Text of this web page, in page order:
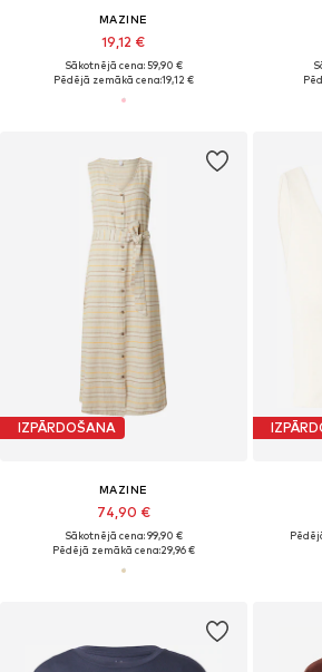
MAZINE
19,12 €
Sākotnējā cena: 59,90 €
Pēdējā zemākā cena:19,12 €
IZPĀRDOŠANA
MAZINE
74,90 €
Sākotnējā cena: 99,90 €
Pēdējā zemākā cena:29,96 €